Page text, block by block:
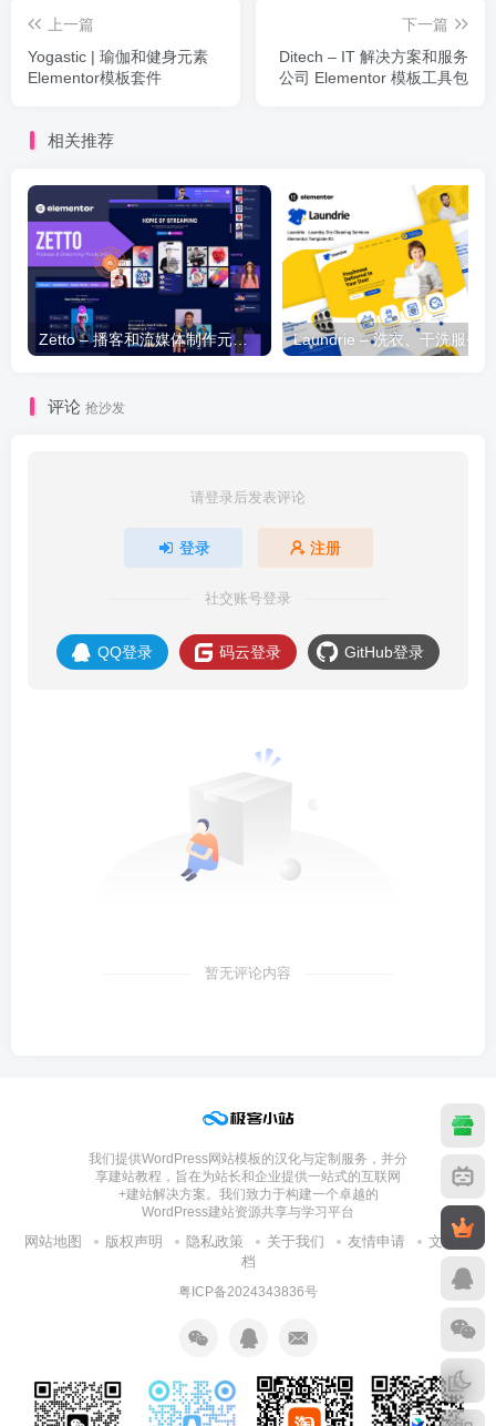
上一篇
Yogastic | 瑜伽和健身元素
Elementor模板套件
下一篇
Ditech – IT 解决方案和服务
公司 Elementor 模板工具包
相关推荐
Zetto – 播客和流媒体制作元素模板套件
评论 抢沙发
请登录后发表评论
登录 注册
社交账号登录
QQ登录 码云登录 GitHub登录
暂无评论内容
我们提供WordPress网站模板的汉化与定制服务，并分
享建站教程，旨在为站长和企业提供一站式的互联网
+建站解决方案。我们致力于构建一个卓越的
WordPress建站资源共享与学习平台
网站地图 版权声明 隐私政策 关于我们 友情申请
文章归
档
粤ICP备2024343836号